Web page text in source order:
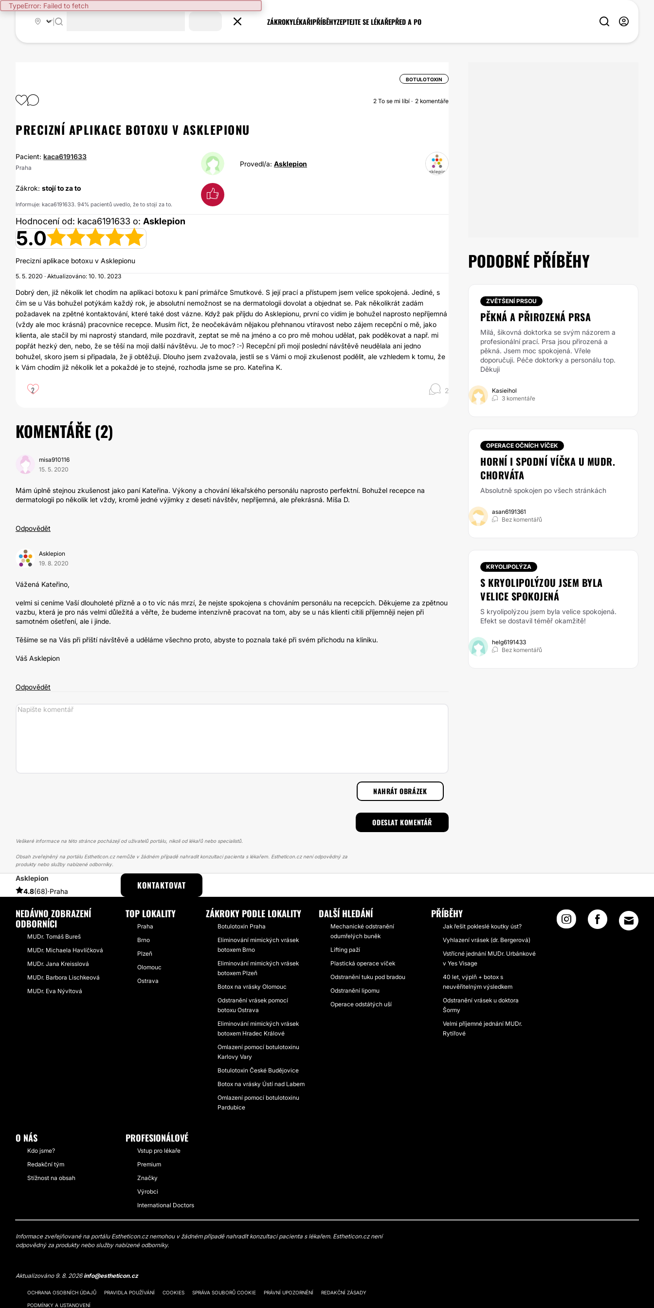
TypeError: Failed to fetch
ZÁKROKYLÉKAŘIPŘÍBĚHYZEPTEJTE SE LÉKAŘEPŘED A PO
BOTULOTOXIN
2 To se mi líbí 2 komentáře
PRECIZNÍ APLIKACE BOTOXU V ASKLEPIONU
Pacient: kaca6191633
Praha Provedl/a: Asklepion
Zákrok: stojí to za to
Informuje: kaca6191633. 94% pacientů uvedlo, že to stojí za to.
Hodnocení od: kaca6191633 o: Asklepion
5.0
Precizní aplikace botoxu v Asklepionu
5. 5. 2020 · Aktualizováno: 10. 10. 2023
Dobrý den, již několik let chodím na aplikaci botoxu k paní primářce Smutkové. S její prací a přístupem jsem velice spokojená. Jediné, s
čím se u Vás bohužel potýkám každý rok, je absolutní nemožnost se na dermatologii dovolat a objednat se. Pak několikrát zadám
požadavek na zpětné kontaktování, které také dost vázne. Když pak příjdu do Asklepionu, první co vidím je bohužel naprosto nepříjemná
(vždy ale moc krásná) pracovnice recepce. Musím říct, že neočekávám nějakou přehnanou vtíravost nebo zájem recepční o mě, jako
klienta, ale stačil by mi naprostý standard, mile pozdravit, zeptat se mě na jméno a co pro mě mohou udělat, pak poděkovat a např. mi
popřát hezký den, nebo, že se těší na moji další návštěvu. Je to moc? :-) Recepční při mojí poslední návštěvě neudělala ani jedno
bohužel, skoro jsem si připadala, že ji obtěžuji. Dlouho jsem zvažovala, jestli se s Vámi o moji zkušenost podělit, ale vzhledem k tomu, že
k Vám chodím již několik let a pokaždé je to stejné, rozhodla jsme se pro. Kateřina K.
2 2
KOMENTÁŘE (2)
misa910116
15. 5. 2020
Mám úplně stejnou zkušenost jako paní Kateřina. Výkony a chování lékařského personálu naprosto perfektní. Bohužel recepce na
dermatologii po několik let vždy, kromě jedné výjimky z deseti návštěv, nepříjemná, ale překrásná. Míša D.
Odpovědět
Asklepion
19. 8. 2020
Vážená Kateřino,
velmi si ceníme Vaší dlouholeté přízně a o to víc nás mrzí, že nejste spokojena s chováním personálu na recepcích. Děkujeme za zpětnou
vazbu, která je pro nás velmi důležitá a věřte, že budeme intenzivně pracovat na tom, aby se u nás klienti cítili příjemněji nejen při
samotném ošetření, ale i jinde.
Těšíme se na Vás při příští návštěvě a uděláme všechno proto, abyste to poznala také při svém příchodu na kliniku.
Váš Asklepion
Odpovědět
NAHRÁT OBRÁZEK
PODOBNÉ PŘÍBĚHY
ZVĚTŠENÍ PRSOU
PĚKNÁ A PŘIROZENÁ PRSA
Milá, šikovná doktorka se svým názorem a
profesionální prací. Prsa jsou přirozená a
pěkná. Jsem moc spokojená. Vřele
doporučuji. Péče doktorky a personálu top.
Děkuji
Kasieihol
3 komentáře
OPERACE OČNÍCH VÍČEK
HORNÍ I SPODNÍ VÍČKA U MUDR.
CHORVÁTA
Absolutně spokojen po všech stránkách
asan6191361
Bez komentářů
KRYOLIPOLÝZA
S KRYOLIPOLÝZOU JSEM BYLA
VELICE SPOKOJENÁ
S kryolipolýzou jsem byla velice spokojená.
Efekt se dostavil téměř okamžitě!
helg6191433
Bez komentářů
Veškeré informace na této stránce pocházejí od uživatelů portálu, nikoli od lékařů nebo specialistů.
Obsah zveřejněný na portálu Estheticon.cz nemůže v žádném případě nahradit konzultaci pacienta s lékařem. Estheticon.cz není odpovědný za
produkty nebo služby nabízené odborníky.
Asklepion
4.8(68)·Praha
KONTAKTOVAT
ESTHETICON PŘÍBĚHY TÝKAJÍCÍ SE ZÁKROKU BOTULOTOXIN
NEDÁVNO ZOBRAZENÍ
ODBORNÍCI
MUDr. Tomáš Bureš
MUDr. Michaela Havlíčková
MUDr. Jana Kreisslová
MUDr. Barbora Lischkeová
MUDr. Eva Nývltová
TOP LOKALITY
Praha
Brno
Plzeň
Olomouc
Ostrava
ZÁKROKY PODLE LOKALITY
Botulotoxin Praha
Eliminování mimických vrásek
botoxem Brno
Eliminování mimických vrásek
botoxem Plzeň
Botox na vrásky Olomouc
Odstranění vrásek pomocí
botoxu Ostrava
Eliminování mimických vrásek
botoxem Hradec Králové
Omlazení pomocí botulotoxinu
Karlovy Vary
Botulotoxin České Budějovice
Botox na vrásky Ústí nad Labem
Omlazení pomocí botulotoxinu
Pardubice
DALŠÍ HLEDÁNÍ
Mechanické odstranění
odumřelých buněk
Lifting paží
Plastická operace víček
Odstranění tuku pod bradou
Odstranění lipomu
Operace odstátých uší
PŘÍBĚHY
Jak řešit pokleslé koutky úst?
Vyhlazení vrásek (dr. Bergerová)
Vstřícné jednání MUDr. Urbánkové
v Yes Visage
40 let, výplň + botox s
neuvěřitelným výsledkem
Odstranění vrásek u doktora
Šormy
Velmi příjemné jednání MUDr.
Rytířové
O NÁS
Kdo jsme?
Redakční tým
Stížnost na obsah
PROFESIONÁLOVÉ
Vstup pro lékaře
Premium
Značky
Výrobci
International Doctors
Informace zveřejňované na portálu Estheticon.cz nemohou v žádném případě nahradit konzultaci pacienta s lékařem. Estheticon.cz není
odpovědný za produkty nebo služby nabízené odborníky.
Aktualizováno 9. 8. 2026info@estheticon.cz
OCHRANA OSOBNÍCH ÚDAJŮ PRAVIDLA POUŽÍVÁNÍ COOKIES SPRÁVA SOUBORŮ COOKIE PRÁVNÍ UPOZORNĚNÍ REDAKČNÍ ZÁSADY
PODMÍNKY A USTANOVENÍ